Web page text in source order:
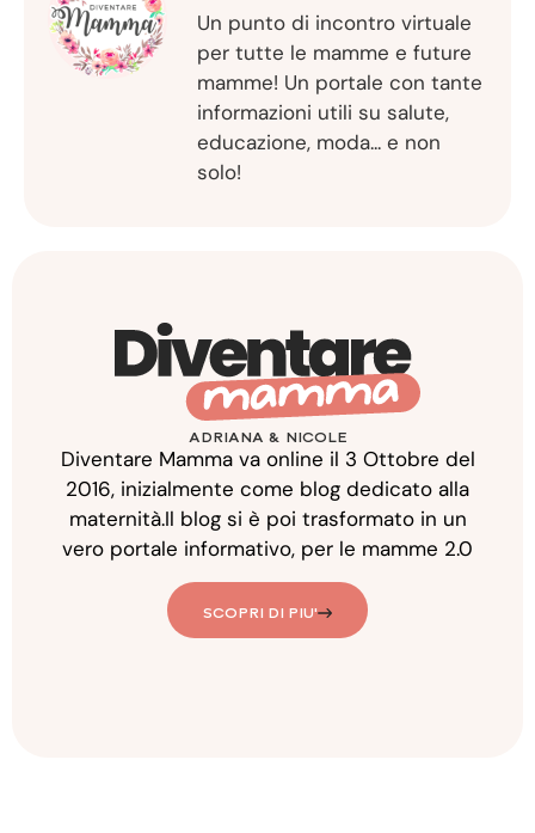
Un punto di incontro virtuale
per tutte le mamme e future
mamme! Un portale con tante
informazioni utili su salute,
educazione, moda... e non
solo!
ADRIANA & NICOLE
Diventare Mamma va online il 3 Ottobre del
2016, inizialmente come blog dedicato alla
maternità.Il blog si è poi trasformato in un
vero portale informativo, per le mamme 2.0
SCOPRI DI PIU'